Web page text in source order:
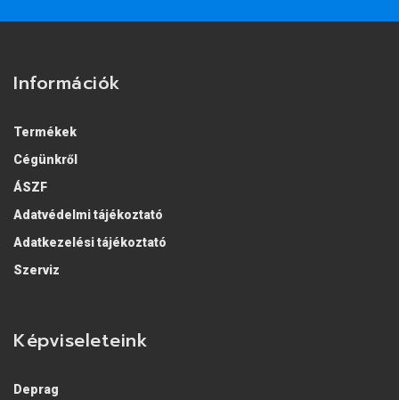
Információk
Termékek
Cégünkről
ÁSZF
Adatvédelmi tájékoztató
Adatkezelési tájékoztató
Szerviz
Képviseleteink
Deprag